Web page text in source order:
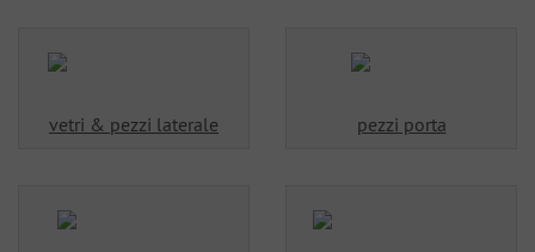
vetri & pezzi laterale pezzi porta